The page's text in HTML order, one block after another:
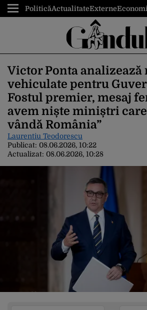
PoliticăActualitateExterne
Victor Ponta analizează
vehiculate pentru
Fostul premier, mesaj
avem niște miniștri
vândă România”
Laurentiu Teodorescu
Publicat: 08.06.2026, 10:22
Actualizat: 08.06.2026, 10:28